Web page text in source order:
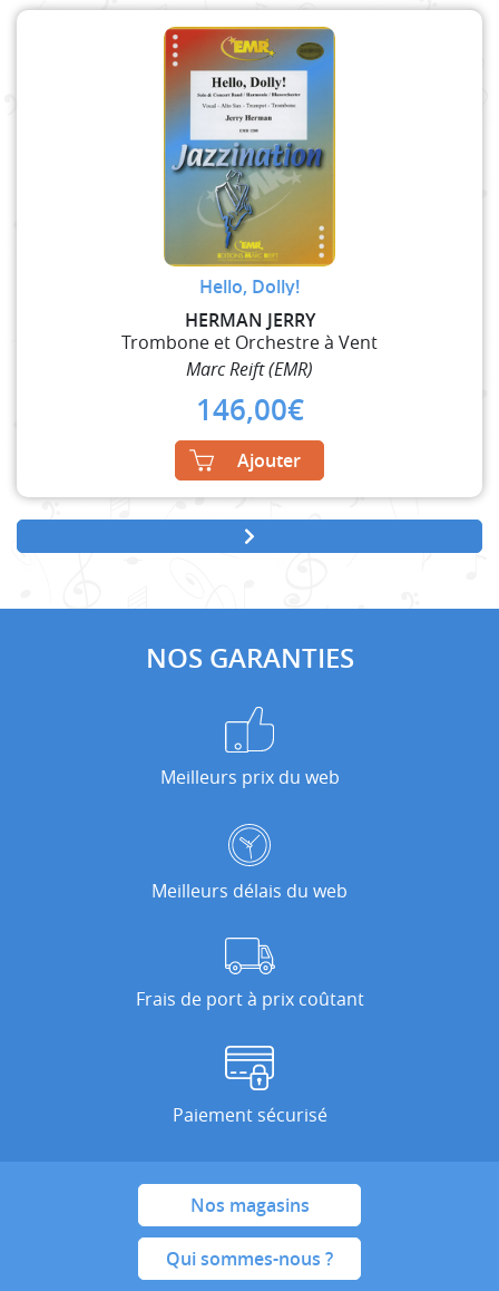
Hello, Dolly!
HERMAN JERRY
Trombone et Orchestre à Vent
Marc Reift (EMR)
146,00€
Ajouter
NOS GARANTIES
Meilleurs prix du web
Meilleurs délais du web
Frais de port à prix coûtant
Paiement sécurisé
Nos magasins
Qui sommes-nous ?